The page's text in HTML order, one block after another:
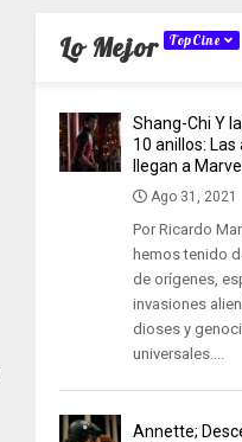
Lo Mejor TopCine
Shang-Chi Y
10 anillos:
llegan a
Ago 31, 2021
Por Ricardo
hemos tenido
de orígenes,
invasiones
dioses y
universales....
Annette;